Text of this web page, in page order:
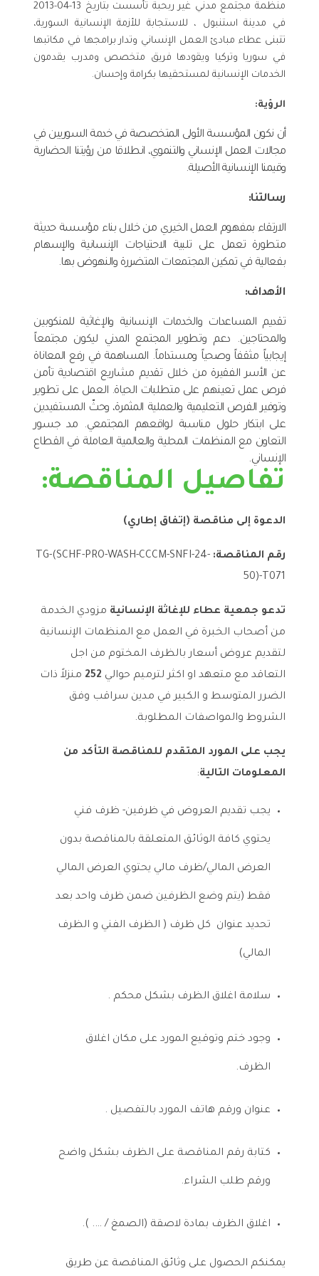
منظمة مجتمع مدني غير ربحبة تأسست بتاريخ 13-04-2013
في مدينة استنبول ، للاستجابة للأزمة الإنسانية السورية،
تتبنى عطاء مبادئ العمل الإنساني وتدار برامجها في مكاتبها
في سوريا وتركيا ويقودها فريق متخصص ومدرب يقدمون
الخدمات الإنسانية لمستحقيها بكرامة وإحسان.
الرؤية:
أن نكون المؤسسة الأولى المتخصصة في خدمة السوريين في
مجالات العمل الإنساني والتنموي، انطلاقا من رؤيتنا الحضارية
وقيمنا الإنسانية الأصيلة.
رسالتنا:
الارتقاء بمفهوم العمل الخيري من خلال بناء مؤسسة حديثة
متطورة تعمل على تلبية الاحتياجات الإنسانية والإسهام
بفعالية في تمكين المجتمعات المتضررة والنهوض بها.
الأهداف:
تقديم المساعدات والخدمات الإنسانية والإغاثية للمنكوبين
والمحتاجين. دعم وتطوير المجتمع المدني ليكون مجتمعاً
إيجابياً مثقفاً وصحياً ومستداماً. المساهمة في رفع المعاناة
عن الأسر الفقيرة من خلال تقديم مشاريع اقتصادية تأمن
فرص عمل تعينهم على متطلبات الحياة. العمل على تطوير
وتوفير الفرص التعليمية والعملية المثمرة، وحثّ المستفيدين
على ابتكار حلول مناسبة لواقعهم المجتمعي. مد جسور
التعاون مع المنظمات المحلية والعالمية العاملة في القطاع
الإنساني.
تفاصيل المناقصة:
الدعوة إلى مناقصة (إتفاق إطاري)
رقم المناقصة: TG-(SCHF-PRO-WASH-CCCM-SNFI-24-
50)-T071
تدعو جمعية عطاء للإغاثة الإنسانية مزودي الخدمة
من أصحاب الخبرة في العمل مع المنظمات الإنسانية
لتقديم عروض أسعار بالظرف المختوم من اجل
التعاقد مع متعهد او اكثر لترميم حوالي 252 منزلاً ذات
الضرر المتوسط و الكبير في مدين سراقب وفق
الشروط والمواصفات المطلوبة.
يجب على المورد المتقدم للمناقصة التأكد من
المعلومات التالية:
يجب تقديم العروض في ظرفين- ظرف فني
يحتوي كافة الوثائق المتعلقة بالمناقصة بدون
العرض المالي/ظرف مالي يحتوي العرض المالي
فقط (يتم وضع الظرفين ضمن ظرف واحد بعد
تحديد عنوان كل ظرف ( الظرف الفني و الظرف
المالي)
سلامة اغلاق الظرف بشكل محكم .
وجود ختم وتوقيع المورد على مكان اغلاق
الظرف.
عنوان ورقم هاتف المورد بالتفصيل .
كتابة رقم المناقصة على الظرف بشكل واضح
ورقم طلب الشراء.
اغلاق الظرف بمادة لاصقة (الصمغ / …. ).
يمكنكم الحصول على وثائق المناقصة عن طريق